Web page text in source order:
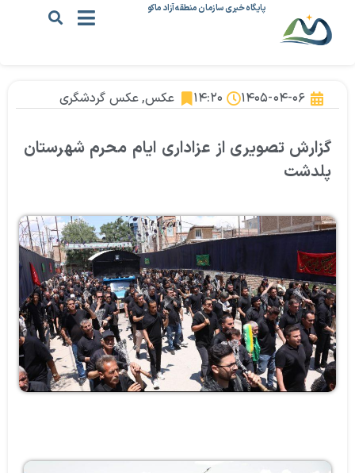
پایگاه خبری سازمان منطقه آزاد ماکو
۱۴۰۵-۰۴-۰۶ ۱۴:۲۰ عکس,عکس گردشگری
گزارش تصویری از عزاداری ایام محرم شهرستان
پلدشت